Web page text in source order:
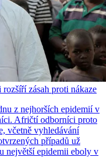
zásah proti nákaze
z nejhorších epidemií v
Afričtí odborníci proto
včetně vyhledávání
případů už
největší epidemii eboly v